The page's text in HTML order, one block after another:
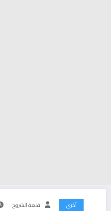
أخرى قلعة الشروح